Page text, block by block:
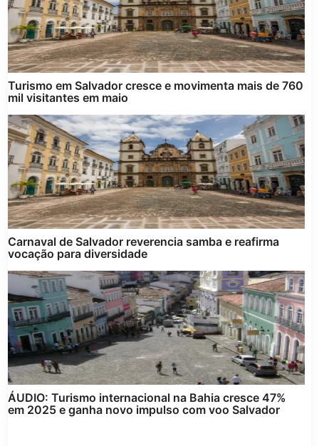
Turismo em Salvador cresce e movimenta mais de 760
mil visitantes em maio
Carnaval de Salvador reverencia samba e reafirma
vocação para diversidade
ÁUDIO: Turismo internacional na Bahia cresce 47%
em 2025 e ganha novo impulso com voo Salvador